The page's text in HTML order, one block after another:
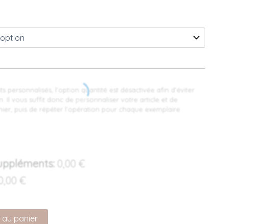
personnalisés, l’option quantité est désactivée afin d’éviter
Il vous suffit donc de personnaliser votre article et de
puis de répéter l’opération pour chaque exemplaire
0,00 €
€
panier